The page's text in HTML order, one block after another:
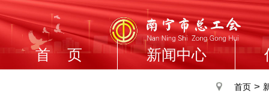
首 页 新闻中心
首页 >